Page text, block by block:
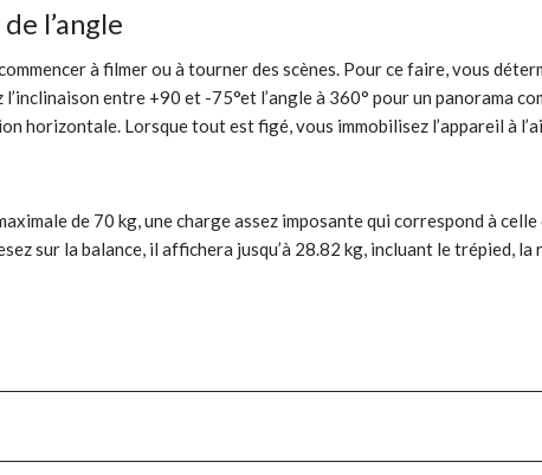
l’angle
à filmer ou à tourner des scènes. Pour ce faire, vous
entre +90 et -75°et l’angle à 360° pour un panorama
horizontale. Lorsque tout est figé, vous immobilisez l’appareil à
de 70 kg, une charge assez imposante qui correspond à
sur la balance, il affichera jusqu’à 28.82 kg, incluant le